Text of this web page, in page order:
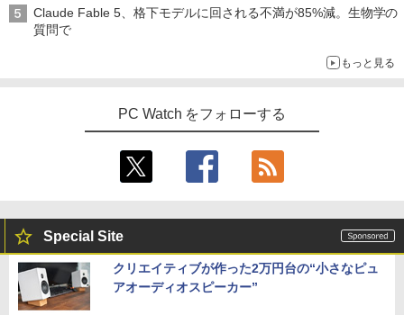
Claude Fable 5、格下モデルに回される不満が85%減。生物学の
質問で
もっと見る
PC Watch をフォローする
Special Site
クリエイティブが作った2万円台の“小さなピュ
アオーディオスピーカー”